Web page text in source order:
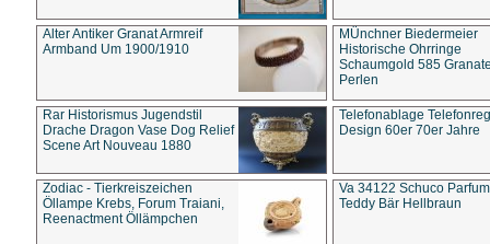
Alter Antiker Granat Armreif
Armband Um 1900/1910
MÜnchner Biedermeier
Historische Ohrringe
Schaumgold 585
Perlen
Rar Historismus Jugendstil
Drache Dragon Vase Dog Relief
Scene Art Nouveau 1880
Telefonablage
Design 60er 70er Jahre
Zodiac - Tierkreiszeichen
Öllampe Krebs, Forum Traiani,
Reenactment Öllämpchen
Va 34122 Schuco
Teddy Bär Hellbraun